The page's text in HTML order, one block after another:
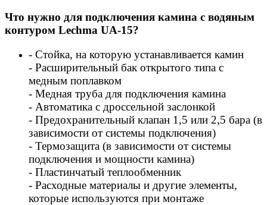
Что нужно для подключения камина с водяным
контуром Lechma UA-15?
- Стойка, на которую устанавливается камин
- Расширительный бак открытого типа с
медным поплавком
- Медная труба для подключения камина
- Автоматика с дроссельной заслонкой
- Предохранительный клапан 1,5 или 2,5 бара (в
зависимости от системы подключения)
- Термозащита (в зависимости от системы
подключения и мощности камина)
- Пластинчатый теплообменник
- Расходные материалы и другие элементы,
которые используются при монтаже